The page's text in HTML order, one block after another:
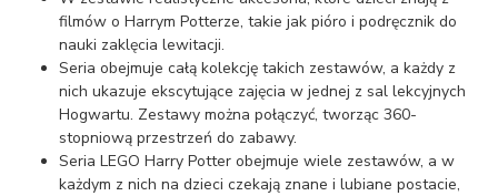
filmów o Harrym Potterze, takie jak pióro i podręcznik do
nauki zaklęcia lewitacji.
Seria obejmuje całą kolekcję takich zestawów, a każdy z
nich ukazuje ekscytujące zajęcia w jednej z sal lekcyjnych
Hogwartu. Zestawy można połączyć, tworząc 360-
stopniową przestrzeń do zabawy.
Seria LEGO Harry Potter obejmuje wiele zestawów, a w
każdym z nich na dzieci czekają znane i lubiane postacie,